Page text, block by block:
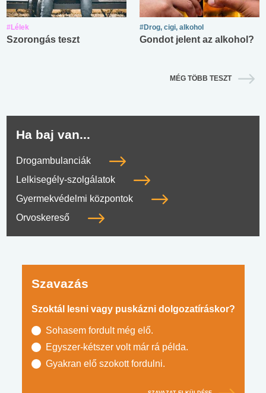
#Lélek
Szorongás teszt
#Drog, cigi, alkohol
Gondot jelent az alkohol?
MÉG TÖBB TESZT
Ha baj van...
Drogambulanciák
Lelkisegély-szolgálatok
Gyermekvédelmi központok
Orvoskereső
Szavazás
Szoktál lesni vagy puskázni dolgozatíráskor?
Sohasem fordult még elő.
Egyszer-kétszer volt már rá példa.
Gyakran elő szokott fordulni.